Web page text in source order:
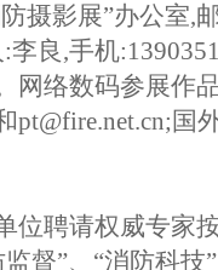
摄影展”办公室,
李良,手机
网络数码参展作
pt@fire.net.cn;国
聘请权威专家
督”、“消防科技